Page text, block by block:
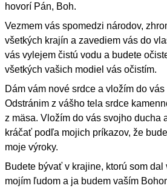
hovorí Pán, Boh.
Vezmem vás spomedzi národov,
všetkých krajín a zavediem vás do
vás vylejem čistú vodu a budete
všetkých vašich modiel vás očistím.
Dám vám nové srdce a vložím do
Odstránim z vášho tela srdce
z mäsa. Vložím do vás svojho ducha
kráčať podľa mojich príkazov, že
moje výroky.
Budete bývať v krajine, ktorú som dal
mojím ľudom a ja budem vaším